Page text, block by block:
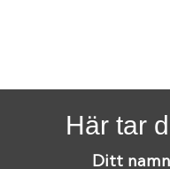
Här tar
Ditt namn